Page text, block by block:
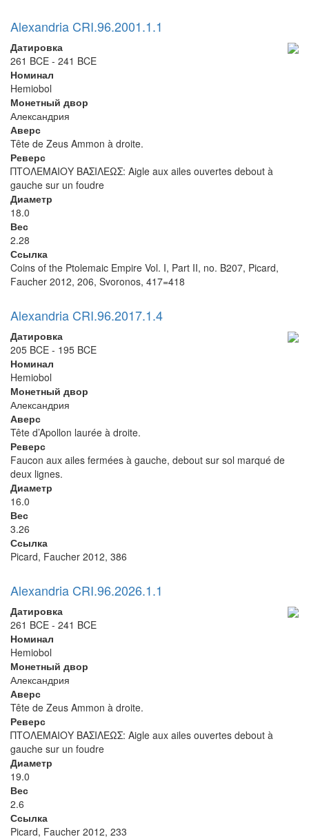
Alexandria CRI.96.2001.1.1
Датировка
261 BCE - 241 BCE
Номинал
Hemiobol
Монетный двор
Александрия
Аверс
Tête de Zeus Ammon à droite.
Реверс
ΠΤΟΛΕΜΑΙΟΥ ΒΑΣΙΛΕΩΣ: Aigle aux ailes ouvertes debout à
gauche sur un foudre
Диаметр
18.0
Вес
2.28
Ссылка
Coins of the Ptolemaic Empire Vol. I, Part II, no. B207, Picard,
Faucher 2012, 206, Svoronos, 417=418
Alexandria CRI.96.2017.1.4
Датировка
205 BCE - 195 BCE
Номинал
Hemiobol
Монетный двор
Александрия
Аверс
Tête d’Apollon laurée à droite.
Реверс
Faucon aux ailes fermées à gauche, debout sur sol marqué de
deux lignes.
Диаметр
16.0
Вес
3.26
Ссылка
Picard, Faucher 2012, 386
Alexandria CRI.96.2026.1.1
Датировка
261 BCE - 241 BCE
Номинал
Hemiobol
Монетный двор
Александрия
Аверс
Tête de Zeus Ammon à droite.
Реверс
ΠΤΟΛΕΜΑΙΟΥ ΒΑΣΙΛΕΩΣ: Aigle aux ailes ouvertes debout à
gauche sur un foudre
Диаметр
19.0
Вес
2.6
Ссылка
Picard, Faucher 2012, 233